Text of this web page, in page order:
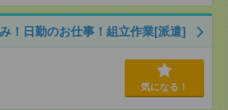
！日勤のお仕事！組立作業[派遣]
気になる！